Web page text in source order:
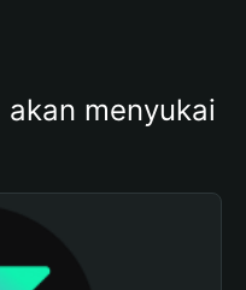
menyukai